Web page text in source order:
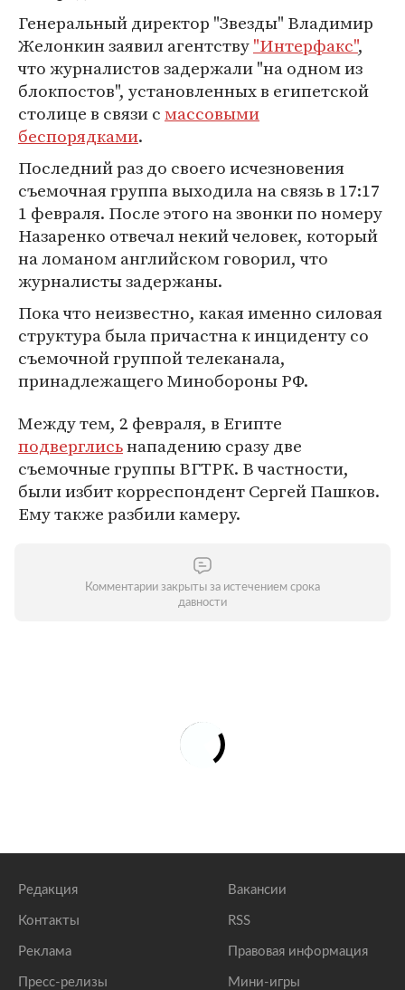
Генеральный директор "Звезды" Владимир
Желонкин заявил агентству"Интерфакс",
что журналистов задержали "на одном из
блокпостов", установленных в египетской
столице в связи смассовыми
беспорядками.
Последний раз до своего исчезновения
съемочная группа выходила на связь в 17:17
1 февраля. После этого на звонки по номеру
Назаренко отвечал некий человек, который
на ломаном английском говорил, что
журналисты задержаны.
Пока что неизвестно, какая именно силовая
структура была причастна к инциденту со
съемочной группой телеканала,
принадлежащего Минобороны РФ.
Между тем, 2 февраля, в Египте
подверглисьнападению сразу две
съемочные группы ВГТРК. В частности,
были избит корреспондент Сергей Пашков.
Ему также разбили камеру.
Комментарии закрыты за истечением срока
давности
Редакция
Контакты
Реклама
Пресс-релизы
Вакансии
RSS
Правовая информация
Мини-игры